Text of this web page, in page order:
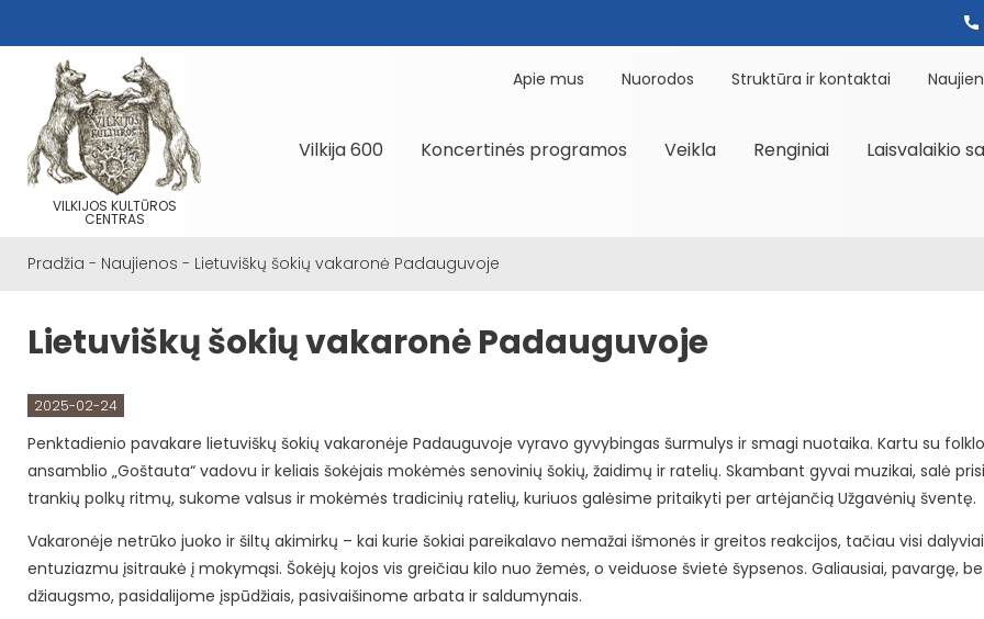
VILKIJOS KULTŪROS
CENTRAS
Apie mus Nuorodos Struktūra ir kontaktai
Vilkija 600 Koncertinės programos Veikla Renginiai Laisvalaikio
Pradžia - Naujienos - Lietuviškų šokių vakaronė Padauguvoje
Lietuviškų šokių vakaronė Padauguvoje
2025-02-24
Penktadienio pavakare lietuviškų šokių vakaronėje Padauguvoje vyravo gyvybingas šurmulys ir smagi nuotaika. Kartu su
ansamblio „Goštauta“ vadovu ir keliais šokėjais mokėmės senovinių šokių, žaidimų ir ratelių. Skambant gyvai muzikai, salė
trankių polkų ritmų, sukome valsus ir mokėmės tradicinių ratelių, kuriuos galėsime pritaikyti per artėjančią Užgavėnių šventę.
Vakaronėje netrūko juoko ir šiltų akimirkų – kai kurie šokiai pareikalavo nemažai išmonės ir greitos reakcijos, tačiau visi
entuziazmu įsitraukė į mokymąsi. Šokėjų kojos vis greičiau kilo nuo žemės, o veiduose švietė šypsenos. Galiausiai, pavargę,
džiaugsmo, pasidalijome įspūdžiais, pasivaišinome arbata ir saldumynais.